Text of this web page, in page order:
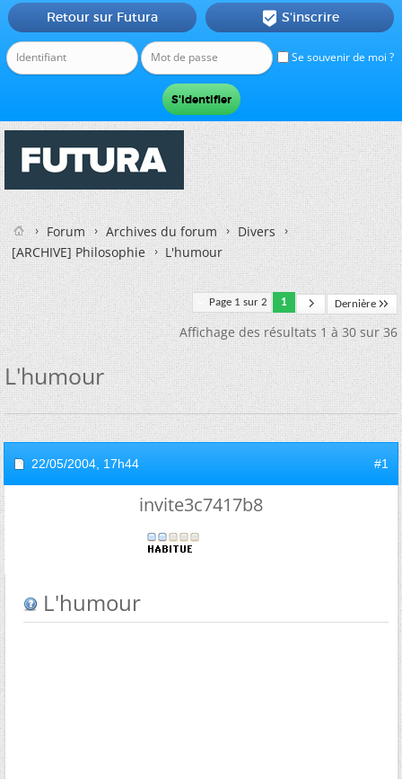
Se souvenir de moi ?
Retour sur Futura  S'inscrire
Forum Archives du forum
Divers
[ARCHIVE] Philosophie
L'humour
Page 1 sur 2 1 Dernière
Affichage des résultats 1 à 30 sur 36
L'humour
22/05/2004, 17h44 #1
invite3c7417b8
L'humour